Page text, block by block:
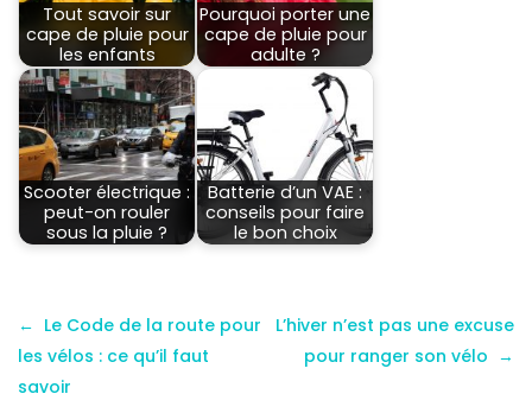
Tout savoir sur
cape de pluie pour
les enfants
Pourquoi porter une
cape de pluie pour
adulte ?
Scooter électrique :
peut-on rouler
sous la pluie ?
Batterie d’un VAE :
conseils pour faire
le bon choix
Le Code de la route pour
les vélos : ce qu’il faut
savoir
L’hiver n’est pas une excuse
pour ranger son vélo